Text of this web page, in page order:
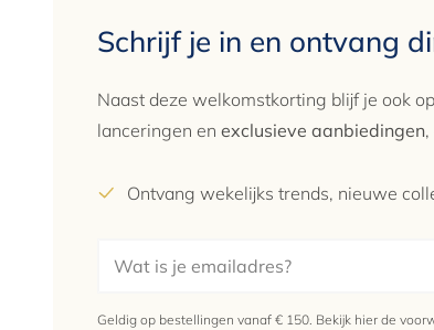
Schrijf je in en ontvang
Naast deze welkomstkorting blijf je ook
lanceringen en exclusieve aanbiedingen
Ontvang wekelijks trends, nieuwe
Geldig op bestellingen vanaf € 150. Bekijk hier de